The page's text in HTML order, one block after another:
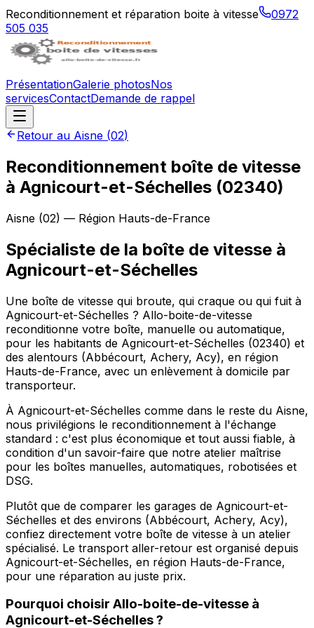
Reconditionnement et réparation boite à vitesse
0972
505 035
PrésentationGalerie photosNos
servicesContactDemande de rappel
Retour au Aisne (02)
Reconditionnement boîte de vitesse
à Agnicourt-et-Séchelles (02340)
Aisne (02) — Région Hauts-de-France
Spécialiste de la boîte de vitesse à
Agnicourt-et-Séchelles
Une boîte de vitesse qui broute, qui craque ou qui fuit à
Agnicourt-et-Séchelles ? Allo-boite-de-vitesse
reconditionne votre boîte, manuelle ou automatique,
pour les habitants de Agnicourt-et-Séchelles (02340) et
des alentours (Abbécourt, Achery, Acy), en région
Hauts-de-France, avec un enlèvement à domicile par
transporteur.
À Agnicourt-et-Séchelles comme dans le reste du Aisne,
nous privilégions le reconditionnement à l'échange
standard : c'est plus économique et tout aussi fiable, à
condition d'un savoir-faire que notre atelier maîtrise
pour les boîtes manuelles, automatiques, robotisées et
DSG.
Plutôt que de comparer les garages de Agnicourt-et-
Séchelles et des environs (Abbécourt, Achery, Acy),
confiez directement votre boîte de vitesse à un atelier
spécialisé. Le transport aller-retour est organisé depuis
Agnicourt-et-Séchelles, en région Hauts-de-France,
pour une réparation au juste prix.
Pourquoi choisir Allo-boite-de-vitesse à
Agnicourt-et-Séchelles?